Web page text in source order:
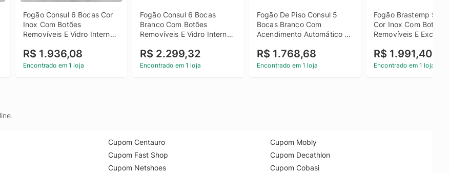
Fogão Consul 6 Bocas Cor
Inox Com Botões
Removíveis E Vidro Interno
Cfs6narus1_Wexcele_Cg6815763
Bivolt
R$ 1.936,08
Encontrado em 1 loja
Fogão Consul 6 Bocas
Branco Com Botões
Removíveis E Vidro Interno
R$ 2.299,32
Encontrado em 1 loja
Fogão De Piso Consul 5
Bocas Branco Com
Acendimento Automático E
Cfs5nab Bivolt
R$ 1.768,68
Encontrado em 1 loja
Fogão Brastemp 5
Cor Inox Com Botões
Removíveis E
R$ 1.991,40
Encontrado em 1 loja
Cupom Centauro
Cupom Fast Shop
Cupom Netshoes
Cupom Mobly
Cupom Decathlon
Cupom Cobasi